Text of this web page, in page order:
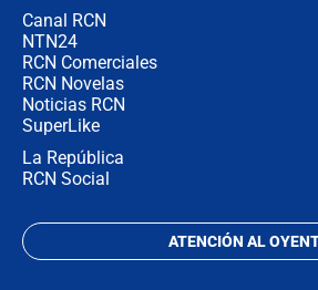
Canal RCN
NTN24
RCN Comerciales
RCN Novelas
Noticias RCN
SuperLike
La República
RCN Social
ATENCIÓN AL